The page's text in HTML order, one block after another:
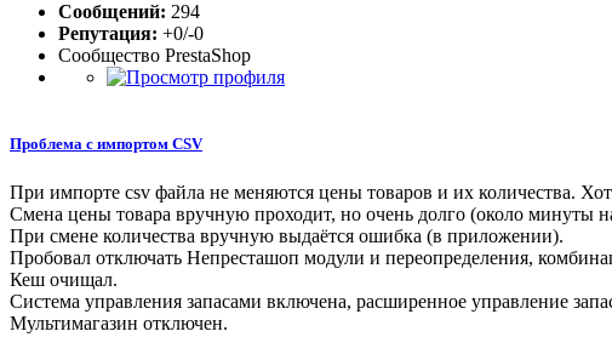
Сообщений: 294
Репутация: +0/-0
Сообщество PrestaShop
Проблема с импортом CSV
При импорте csv файла не меняются цены товаров и их количества.
Смена цены товара вручную проходит, но очень долго (около минуты
При смене количества вручную выдаётся ошибка (в приложении).
Пробовал отключать Непресташоп модули и переопределения,
Кеш очищал.
Система управления запасами включена, расширенное управление
Мультимагазин отключен.